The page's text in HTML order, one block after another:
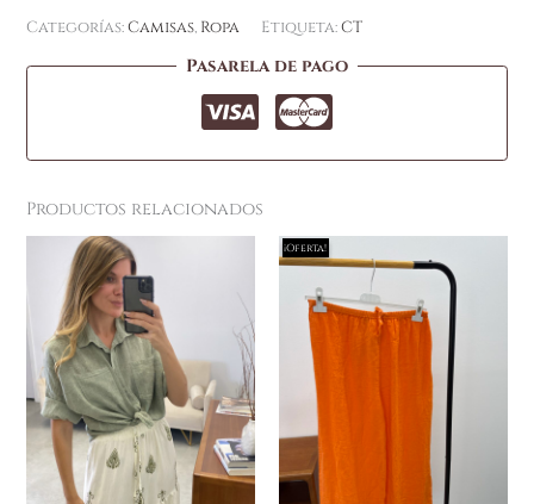
Categorías:Camisas, Ropa Etiqueta:CT
Pasarela de pago
Productos relacionados
¡Oferta!
¡Oferta!
precio
original
era:
25,99 €.
precio
es:
12,00 €.